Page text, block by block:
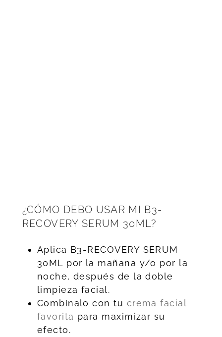
¿CÓMO DEBO USAR MI B3-
RECOVERY SERUM 30ML?
Aplica B3-RECOVERY SERUM
30ML por la mañana y/o por la
noche, después de la doble
limpieza facial.
Combínalo con tu crema facial
favorita para maximizar su
efecto.